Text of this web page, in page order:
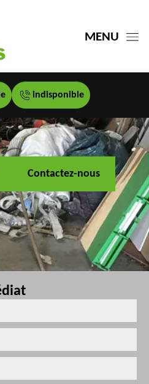
MENU
indisponible
Contactez-nous